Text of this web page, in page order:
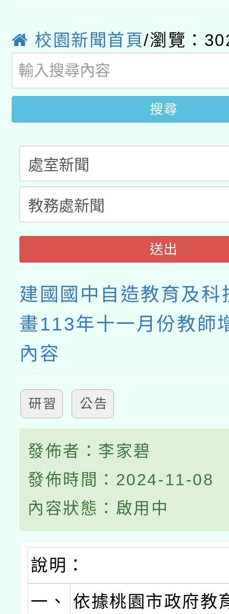
業成長研習」實施計畫
族教育國際趨勢與發展
新北市政府教育局辦理
師專業成長研習實施計
方素養工作坊新北場」
函轉國立臺灣師範大學
族語言臺北學習中心
「族語學習班」招生簡
轉知有關國立成功大學
文教學共融平台-教案
教育部國民及學前教育
年度COVID-19疫苗接
接種之民眾」措施，延
月28日止
校園新聞首頁/瀏覽：
搜尋
送出
建國國中自造教育及科
畫113年十一月份教師
內容
研習 公告
發佈者：李家碧
發佈時間：2024-11-08
內容狀態：啟用中
說明：
一、
依據桃園市政府教